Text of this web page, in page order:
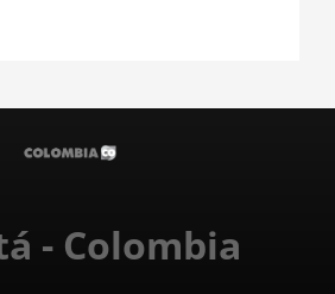
- Colombia